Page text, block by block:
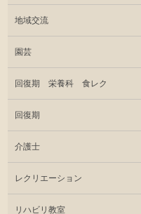
地域交流
園芸
回復期 栄養科 食レク
回復期
介護士
レクリエーション
リハビリ教室